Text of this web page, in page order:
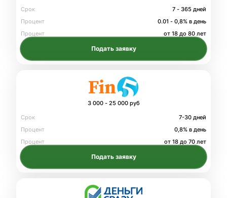
Срок
7 - 365 дней
Процент
0.01 - 0,8% в день
Процент
от 18 до 80 лет
Подать заявку
3 000 - 25 000 руб
Срок
7-30 дней
Процент
0,8% в день
Процент
от 18 до 70 лет
Подать заявку